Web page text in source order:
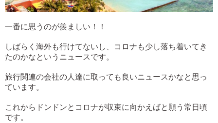
一番に思うのが羨ましい！！
しばらく海外も行けてないし、コロナも少し落ち着いてき
たのかなというニュースです。
旅行関連の会社の人達に取っても良いニュースかなと思っ
ています。
これからドンドンとコロナが収束に向かえばと願う常日頃
です。